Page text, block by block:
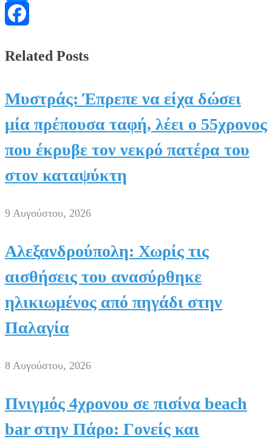
Messenger
Related Posts
Μυστράς: Έπρεπε να είχα δώσει
μία πρέπουσα ταφή, λέει ο 55χρονος
που έκρυβε τον νεκρό πατέρα του
στον καταψύκτη
9 Αυγούστου, 2026
Αλεξανδρούπολη: Χωρίς τις
αισθήσεις του ανασύρθηκε
ηλικιωμένος από πηγάδι στην
Παλαγία
8 Αυγούστου, 2026
Πνιγμός 4χρονου σε πισίνα beach
bar στην Πάρο: Γονείς και